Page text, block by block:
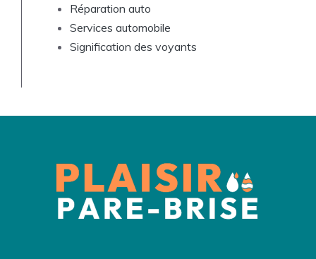
Réparation auto
Services automobile
Signification des voyants